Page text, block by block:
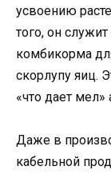
усвоению
того, он
комбикорма
скорлупу яиц.
«что дает мел»
Даже в
кабельной